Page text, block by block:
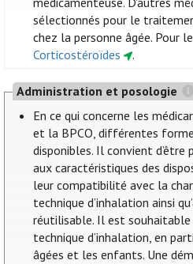
sélectionnés pour le
chez la personne âgée. Pour
Corticostéroïdes
.
Administration et posologie
En ce qui concerne les
et la BPCO, différentes
disponibles. Il convient
aux caractéristiques des
leur compatibilité avec la
technique d’inhalation ainsi
réutilisable. Il est
technique d’inhalation, en
âgées et les enfants. Une